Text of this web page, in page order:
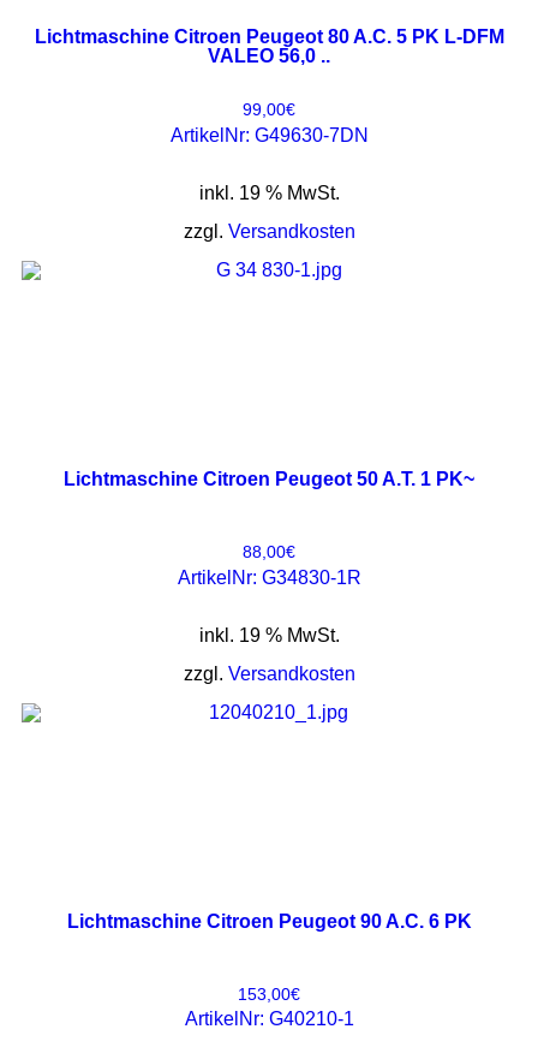
Lichtmaschine Citroen Peugeot 80 A.C. 5 PK L-DFM
VALEO 56,0 ..
99,00€
ArtikelNr: G49630-7DN
inkl. 19 % MwSt.
zzgl. Versandkosten
Lichtmaschine Citroen Peugeot 50 A.T. 1 PK~
88,00€
ArtikelNr: G34830-1R
inkl. 19 % MwSt.
zzgl. Versandkosten
Lichtmaschine Citroen Peugeot 90 A.C. 6 PK
153,00€
ArtikelNr: G40210-1